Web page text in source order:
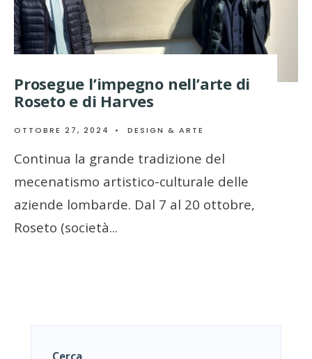
Prosegue l’impegno nell’arte di
Roseto e di Harves
OTTOBRE 27, 2024 • DESIGN & ARTE
Continua la grande tradizione del
mecenatismo artistico-culturale delle
aziende lombarde. Dal 7 al 20 ottobre,
Roseto (società...